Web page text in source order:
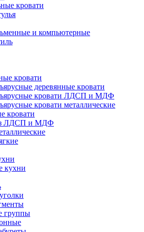
кровати
и компьютерные
кровати
деревянные кровати
кровати ЛДСП и МДФ
кровати металлические
кровати
ЛДСП и МДФ
кухни
группы